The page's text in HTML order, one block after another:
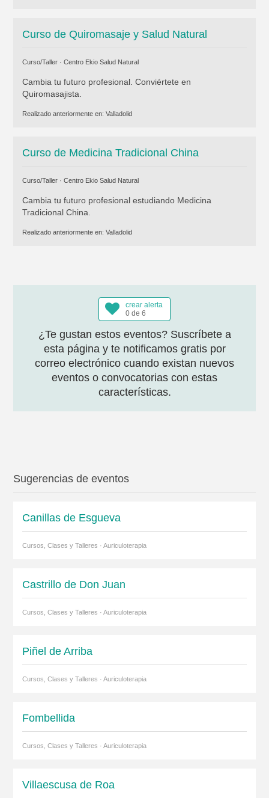
Curso de Quiromasaje y Salud Natural
Curso/Taller · Centro Ekio Salud Natural
Cambia tu futuro profesional. Conviértete en
Quiromasajista.
Realizado anteriormente en: Valladolid
Curso de Medicina Tradicional China
Curso/Taller · Centro Ekio Salud Natural
Cambia tu futuro profesional estudiando Medicina
Tradicional China.
Realizado anteriormente en: Valladolid
crear alerta
0 de 6
¿Te gustan estos eventos? Suscríbete a
esta página y te notificamos gratis por
correo electrónico cuando existan nuevos
eventos o convocatorias con estas
características.
Sugerencias de eventos
Canillas de Esgueva
Cursos, Clases y Talleres · Auriculoterapia
Castrillo de Don Juan
Cursos, Clases y Talleres · Auriculoterapia
Piñel de Arriba
Cursos, Clases y Talleres · Auriculoterapia
Fombellida
Cursos, Clases y Talleres · Auriculoterapia
Villaescusa de Roa